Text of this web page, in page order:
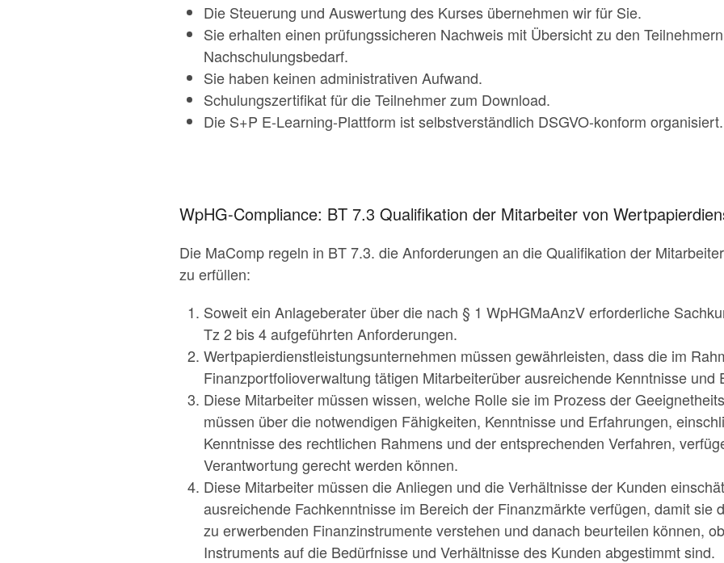
Die Steuerung und Auswertung des Kurses übernehmen wir für Sie.
Sie erhalten einen prüfungssicheren Nachweis mit Übersicht zu den
Nachschulungsbedarf.
Sie haben keinen administrativen Aufwand.
Schulungszertifikat für die Teilnehmer zum Download.
Die S+P E-Learning-Plattform ist selbstverständlich DSGVO-konform organisiert.
WpHG-Compliance: BT 7.3 Qualifikation der Mitarbeiter von
Die MaComp regeln in BT 7.3. die Anforderungen an die Qualifikation der
zu erfüllen:
Soweit ein Anlageberater über die nach § 1 WpHGMaAnzV erforderliche
Tz 2 bis 4 aufgeführten Anforderungen.
Wertpapierdienstleistungsunternehmen müssen gewährleisten, dass die im
Finanzportfolioverwaltung tätigen Mitarbeiterüber ausreichende Kenntnisse und
Diese Mitarbeiter müssen wissen, welche Rolle sie im Prozess der
müssen über die notwendigen Fähigkeiten, Kenntnisse und Erfahrungen,
Kenntnisse des rechtlichen Rahmens und der entsprechenden Verfahren,
Verantwortung gerecht werden können.
Diese Mitarbeiter müssen die Anliegen und die Verhältnisse der Kunden
ausreichende Fachkenntnisse im Bereich der Finanzmärkte verfügen, damit sie
zu erwerbenden Finanzinstrumente verstehen und danach beurteilen können,
Instruments auf die Bedürfnisse und Verhältnisse des Kunden abgestimmt sind.